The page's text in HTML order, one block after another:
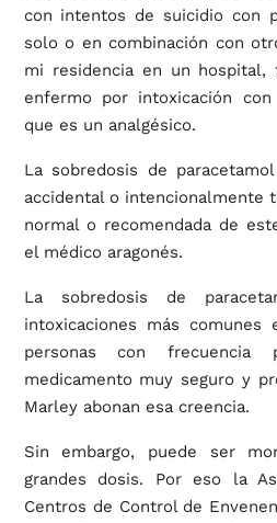
con intentos de suicidio con
solo o en combinación con
mi residencia en un hospital,
enfermo por intoxicación con
que es un analgésico.
La sobredosis de
accidental o intencionalmente
normal o recomendada de
el médico aragonés.
La sobredosis de
intoxicaciones más
personas con
medicamento muy seguro y
Marley abonan esa creencia.
Sin embargo, puede ser
grandes dosis. Por eso la
Centros de Control de